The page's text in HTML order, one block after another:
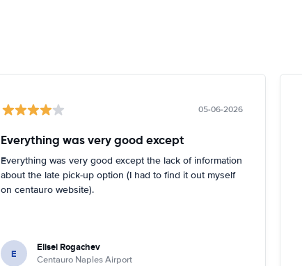
05-06-2026
Everything was very good except
Everything was very good except the lack of information
about the late pick-up option (I had to find it out myself
on centauro website).
E Elisei Rogachev
Centauro Naples Airport